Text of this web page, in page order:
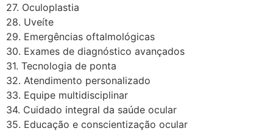
27. Oculoplastia
28. Uveíte
29. Emergências oftalmológicas
30. Exames de diagnóstico avançados
31. Tecnologia de ponta
32. Atendimento personalizado
33. Equipe multidisciplinar
34. Cuidado integral da saúde ocular
35. Educação e conscientização ocular